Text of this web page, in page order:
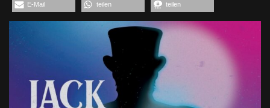
E-Mail teilen teilen